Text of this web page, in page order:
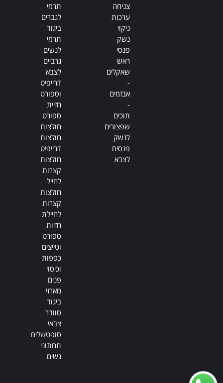
צניחה
ערכות
ניקוי
נשק
פנסי
ראש
שאקלים
-
אבזמים
-
תוכים
שפצורים
לנשק
פנסים
לצבא
תרמי
לגברים
ביגוד
תרמי
לנשים
גרביים
לצבא
דרייפיט
וספורט
חזיית
ספורט
חולצות
חולצות
דרייפיט
חולצות
קצרות
לחייל
חולצות
קצרות
לחיילת
חזיות
ספורט
וטייצים
כפפות
וכיסוי
פנים
מארזי
ביגוד
סוודר
צבאי
סופטשלים
תחתוני
נשים